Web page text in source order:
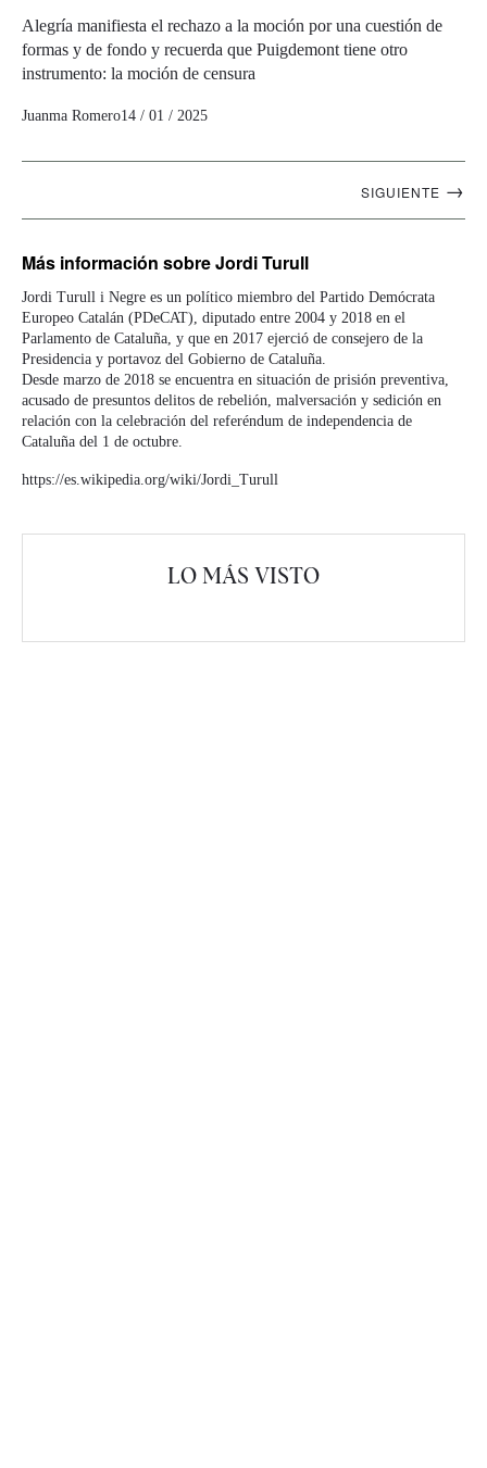
Alegría manifiesta el rechazo a la moción por una cuestión de
formas y de fondo y recuerda que Puigdemont tiene otro
instrumento: la moción de censura
Juanma Romero14 / 01 / 2025
SIGUIENTE →
Más información sobre Jordi Turull
Jordi Turull i Negre es un político miembro del Partido Demócrata
Europeo Catalán (PDeCAT), diputado entre 2004 y 2018 en el
Parlamento de Cataluña, y que en 2017 ejerció de consejero de la
Presidencia y portavoz del Gobierno de Cataluña.
Desde marzo de 2018 se encuentra en situación de prisión preventiva,
acusado de presuntos delitos de rebelión, malversación y sedición en
relación con la celebración del referéndum de independencia de
Cataluña del 1 de octubre.
https://es.wikipedia.org/wiki/Jordi_Turull
LO MÁS VISTO